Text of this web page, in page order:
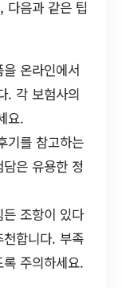
다음과 같은 팁
온라인에서
. 각 보험사의
요.
기를 참고하는
은 유용한 정
조항이 있다
합니다. 부족
주의하세요.